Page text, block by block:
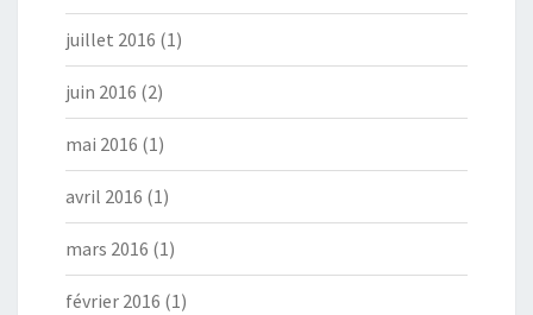
juillet 2016 (1)
juin 2016 (2)
mai 2016 (1)
avril 2016 (1)
mars 2016 (1)
février 2016 (1)